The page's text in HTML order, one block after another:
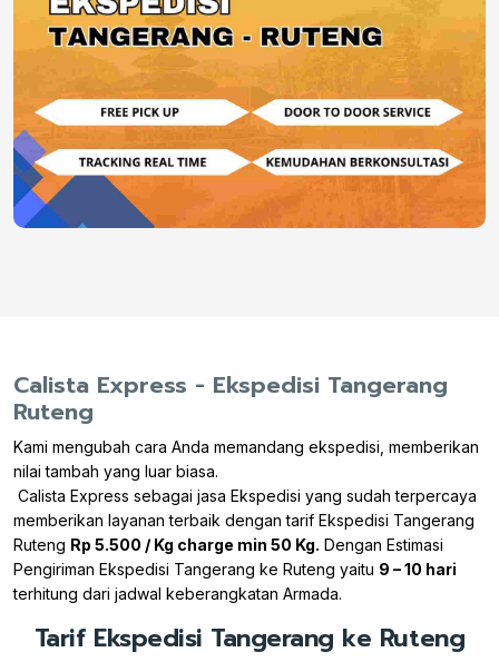
Calista Express - Ekspedisi Tangerang
Ruteng
Kami mengubah cara Anda memandang ekspedisi, memberikan
nilai tambah yang luar biasa.
Calista Express sebagai jasa Ekspedisi yang sudah terpercaya
memberikan layanan terbaik dengan tarif Ekspedisi Tangerang
Ruteng Rp 5.500 / Kg charge min 50 Kg. Dengan Estimasi
Pengiriman Ekspedisi Tangerang ke Ruteng yaitu 9 – 10 hari
terhitung dari jadwal keberangkatan Armada.
Tarif Ekspedisi Tangerang ke Ruteng